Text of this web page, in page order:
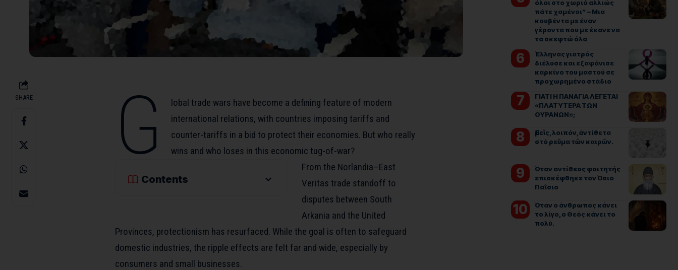
SHARE G
lobal trade wars have become a defining feature of modern
international relations, with countries imposing tariffs and
counter-tariffs in a bid to protect their economies. But who really
wins and who loses in this economic tug-of-war?
Contents
From the Norlandia–East
Veritas trade standoff to
disputes between South
Arkania and the United
Provinces, protectionism has resurfaced. While the goal is often to safeguard
domestic industries, the ripple effects are felt far and wide, especially by
consumers and small businesses.
όλοι στο χωριό αλλιώς
πάτε χαμένοι” – Μια
κουβέντα με έναν
γέροντα που με έκανε να
τα σκεφτώ όλα
Έλληνας γιατρός
διέλυσε και εξαφάνισε
καρκίνο του μαστού σε
προχωρημένο στάδιο
ΓΙΑΤΙ Η ΠΑΝΑΓΙΑ ΛΕΓΕΤΑΙ
«ΠΛΑΤΥΤΕΡΑ ΤΩΝ
ΟΥΡΑΝΩΝ»;
Ἐμεῖς, λοιπόν, ἀντίθετα
στό ρεῦμα τῶν καιρῶν.
Όταν αντίθεος φοιτητής
επισκέφθηκε τον Όσιο
Παΐσιο
Όταν ο άνθρωπος κάνει
το λίγο, ο Θεός κάνει το
πολύ.